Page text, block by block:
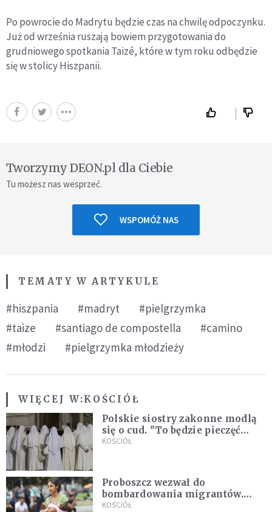
Po powrocie do Madrytu będzie czas na chwilę odpoczynku.
Już od września ruszają bowiem przygotowania do
grudniowego spotkania Taizé, które w tym roku odbędzie
się w stolicy Hiszpanii.
Tworzymy DEON.pl dla Ciebie
Tu możesz nas wesprzeć.
WSPOMÓŻ NAS
TEMATY W ARTYKULE
#hiszpania #madryt
#pielgrzymka
#taize
#santiago de compostella
#camino
#młodzi
#pielgrzymka młodzieży
WIĘCEJ W:KOŚCIÓŁ
Polskie siostry zakonne modlą
się o cud. "To będzie pieczęć
Pana Boga dla naszej wiary"
KOŚCIÓŁ
Proboszcz wezwał do
bombardowania migrantów.
"Masowy ogień przeciwko
KOŚCIÓŁ